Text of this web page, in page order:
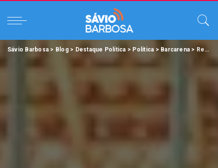
Sávio Barbosa > Blog> Destaque Política > Política > Barcarena > Renato Ogawa entrega mais uma nova Escola em Barcarena.